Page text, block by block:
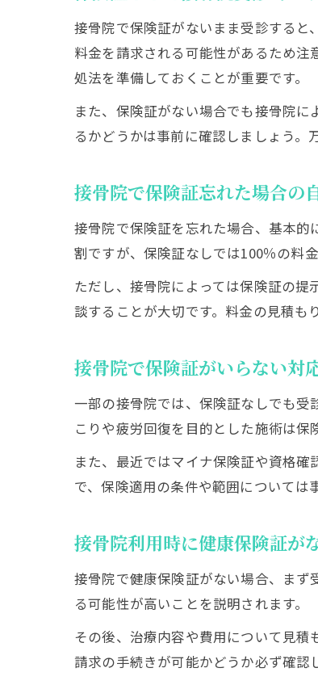
接骨院で保険証がないまま受診する
料金を請求される可能性があるため
処法を準備しておくことが重要です。
また、保険証がない場合でも接骨院
るかどうかは事前に確認しましょう。
接骨院で保険証忘れた場合の
接骨院で保険証を忘れた場合、基本
割ですが、保険証なしでは100％の料
ただし、接骨院によっては保険証の
談することが大切です。料金の見積も
接骨院で保険証がいらない対
一部の接骨院では、保険証なしでも
こりや疲労回復を目的とした施術は保
また、最近ではマイナ保険証や資格
で、保険適用の条件や範囲については
接骨院利用時に健康保険証が
接骨院で健康保険証がない場合、ま
る可能性が高いことを説明されます。
その後、治療内容や費用について見
請求の手続きが可能かどうか必ず確認